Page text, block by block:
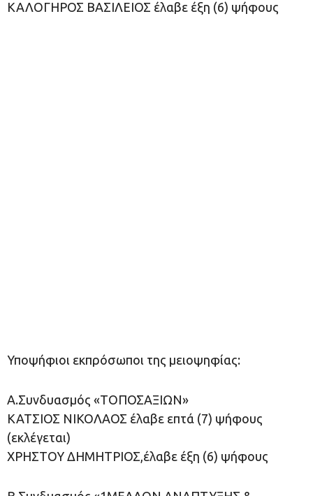
ΚΑΛΟΓΗΡΟΣ ΒΑΣΙΛΕΙΟΣ έλαβε έξη (6) ψήφους
Υποψήφιοι εκπρόσωποι της μειοψηφίας:
Α.Συνδυασμός «ΤΟΠΟΣΑΞΙΩΝ»
ΚΑΤΣΙΟΣ ΝΙΚΟΛΑΟΣ έλαβε επτά (7) ψήφους
(εκλέγεται)
ΧΡΗΣΤΟΥ ΔΗΜΗΤΡΙΟΣ,έλαβε έξη (6) ψήφους